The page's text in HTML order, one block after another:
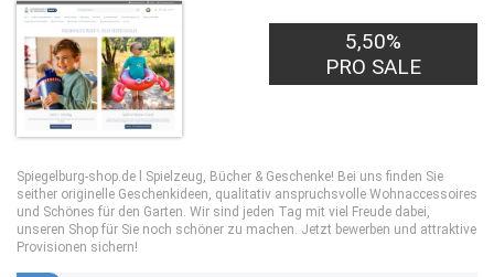
5,50%
PRO SALE
Spiegelburg-shop.de l Spielzeug, Bücher & Geschenke! Bei uns finden Sie
seither originelle Geschenkideen, qualitativ anspruchsvolle Wohnaccessoires
und Schönes für den Garten. Wir sind jeden Tag mit viel Freude dabei,
unseren Shop für Sie noch schöner zu machen. Jetzt bewerben und attraktive
Provisionen sichern!